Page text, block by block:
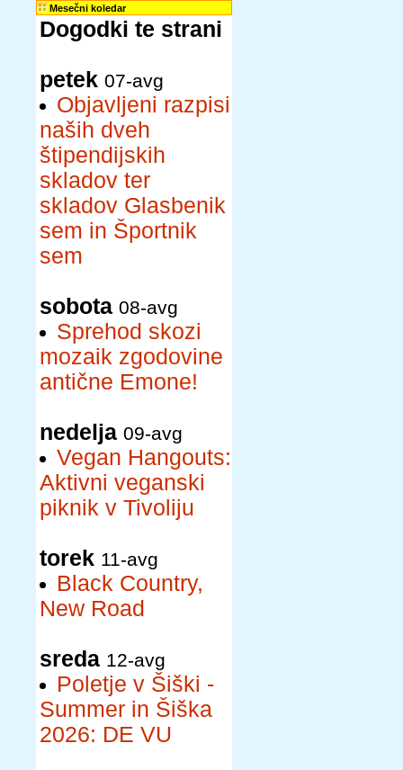
Mesečni koledar
Dogodki te strani
petek 07-avg
Objavljeni razpisi
naših dveh
štipendijskih
skladov ter
skladov Glasbenik
sem in Športnik
sem
sobota 08-avg
Sprehod skozi
mozaik zgodovine
antične Emone!
nedelja 09-avg
Vegan Hangouts:
Aktivni veganski
piknik v Tivoliju
torek 11-avg
Black Country,
New Road
sreda 12-avg
Poletje v Šiški -
Summer in Šiška
2026: DE VU